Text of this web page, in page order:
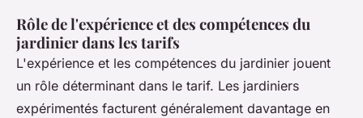
Rôle de l'expérience et des compétences du
jardinier dans les tarifs
L'expérience et les compétences du jardinier jouent
un rôle déterminant dans le tarif. Les jardiniers
expérimentés facturent généralement davantage en